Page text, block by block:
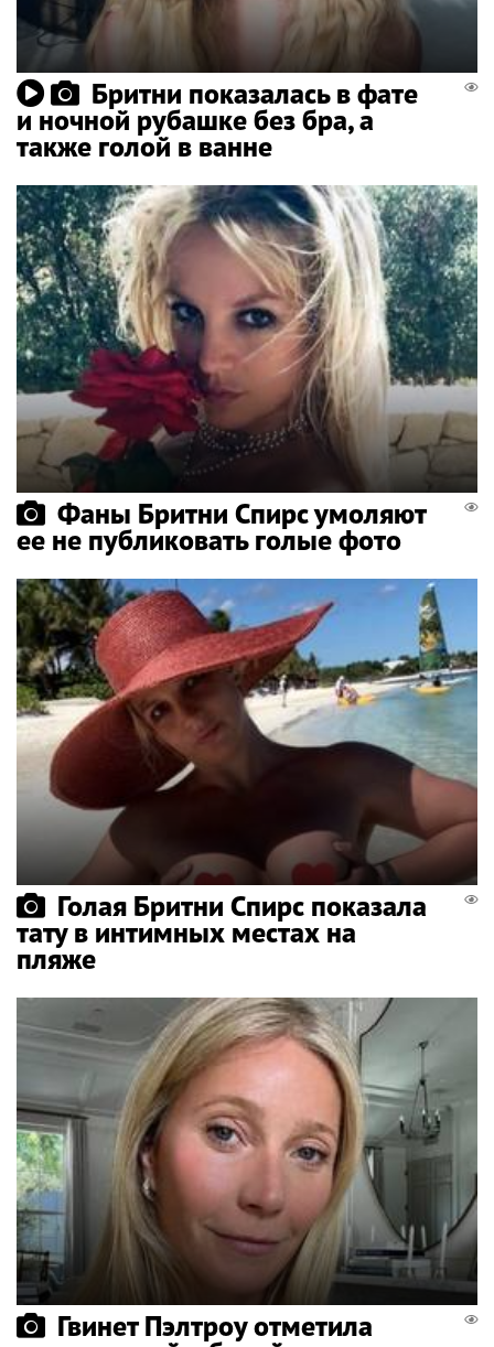
Бритни показалась в фате
и ночной рубашке без бра, а
также голой в ванне
Фаны Бритни Спирс умоляют
ее не публиковать голые фото
Голая Бритни Спирс показала
тату в интимных местах на
пляже
Гвинет Пэлтроу отметила